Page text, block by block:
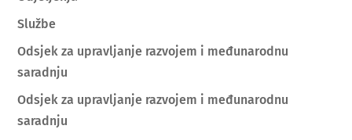
Službe
Odsjek za upravljanje razvojem i međunarodnu
saradnju
Odsjek za upravljanje razvojem i međunarodnu
saradnju